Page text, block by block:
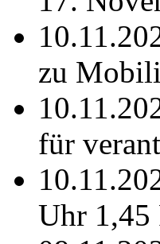
zu
für
Uhr 1,45